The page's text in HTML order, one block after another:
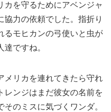
カを守るためにアベンジャ
協力の依頼でした。指折り
るモヒカンの弓使いと虫が
ですね。
メリカを連れてきたら守れ
レンジはまだ彼女の名前を
のミスに気づくワンダ。